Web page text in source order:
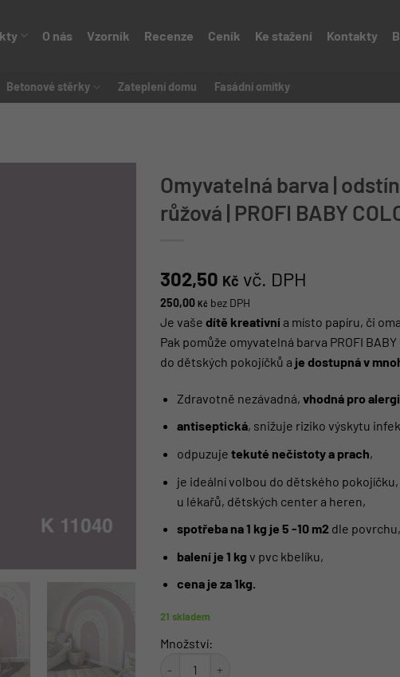
O nás Vzorník Recenze Ceník Ke stažení Kontakty
Betonové stěrky Zateplení domu Fasádní omítky
Omyvatelná barva |
růžová | PROFI BABY
302,50 Kč vč. DPH
250,00 Kč bez DPH
Je vaše dítě kreativní a místo papíru, či
Pak pomůže omyvatelná barva PROFI
do dětských pokojíčků a je dostupná v
Zdravotně nezávadná, vhodná pro
antiseptická, snižuje riziko výskytu
odpuzuje tekuté nečistoty a prach,
je ideální volbou do dětského
u lékařů, dětských center a heren,
spotřeba na 1 kg je 5 -10 m2dle povrchu,
balení je 1 kg v pvc kbelíku,
cena je za 1kg.
21 skladem
Množství: